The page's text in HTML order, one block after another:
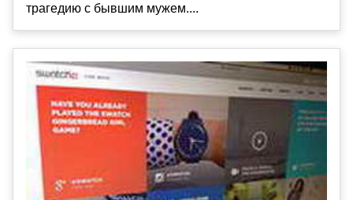
трагедию с бывшим мужем....